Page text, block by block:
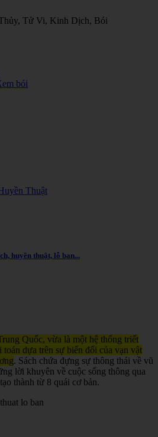
Tử Vi, Kinh Dịch, Bói
bói
Thuật
huyền thuật, lỗ ban...
Quốc, vừa là một hệ thống triết
dựa trên sự biến đổi của vạn vật
. Sách chứa đựng sự thông thái về vũ
lời khuyên về cuộc sống thông qua
thành từ 8 quái cơ bản.